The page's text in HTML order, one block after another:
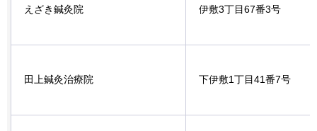
えざき鍼灸院 伊敷3丁目67番3号
田上鍼灸治療院 下伊敷1丁目41番7号